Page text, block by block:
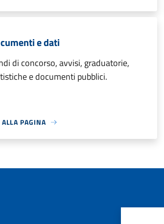
e dati
di concorso, avvisi, graduatorie,
e documenti pubblici.
PAGINA